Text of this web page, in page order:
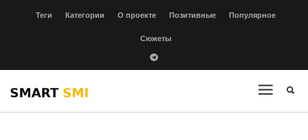
Теги Категории О проекте Позитивные Популярное
Сюжеты